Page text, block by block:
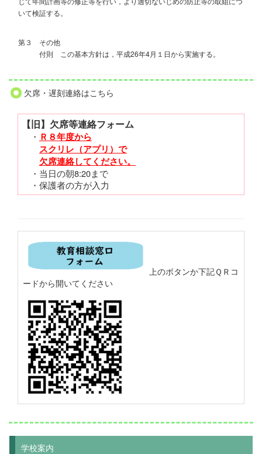
いて検証する。
第３ その他
付則 この基本方針は，平成26年4月１日から実施する。
欠席・遅刻連絡はこちら
【旧】欠席等連絡フォーム
・ Ｒ８年度から
スクリレ（アプリ）で
欠席連絡してください。
・当日の朝8:20まで
・保護者の方が入力
上のボタンか下記ＱＲコ
ードから開いてください
学校案内